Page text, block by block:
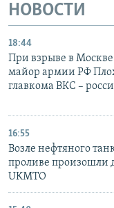
НОВОСТИ
18:44
При взрыве в
майор армии РФ
главкома ВКС –
16:55
Возле нефтяного
проливе произошли
UKMTO